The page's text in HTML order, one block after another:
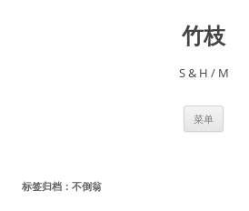
竹枝
S & H / M
菜单
标签归档： 不倒翁